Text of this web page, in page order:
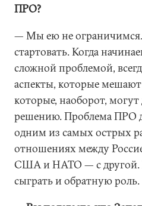
ПРО?
— Мы ею не ограничимся.
стартовать. Когда
сложной проблемой,
аспекты, которые
которые, наоборот, могут
решению. Проблема ПРО
одним из самых острых
отношениях между
США и НАТО — с другой.
сыграть и обратную роль.